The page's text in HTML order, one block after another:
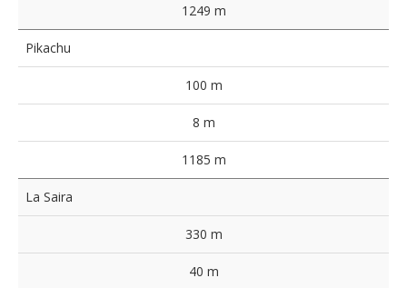
1249 m
Pikachu
100 m
8 m
1185 m
La Saira
330 m
40 m